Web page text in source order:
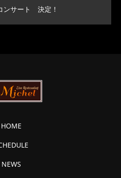
ンサート 決定！
HOME
NEWS